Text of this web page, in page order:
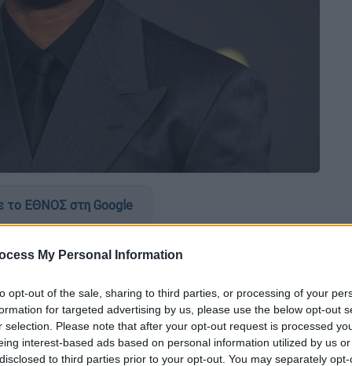
My Personal Information
opt-out of the sale, sharing to third parties, or processing of your
for targeted advertising by us, please use the below opt-out
selection. Please note that after your opt-out request is processed
interest-based ads based on personal information utilized by us
to third parties prior to your opt-out. You may separately
το ΕΘΝΟΣ στη Google
(23/02) για την «έντονη και προσβλητική
των
σχόλιαπρος τους ηθοποιούς Michael B.